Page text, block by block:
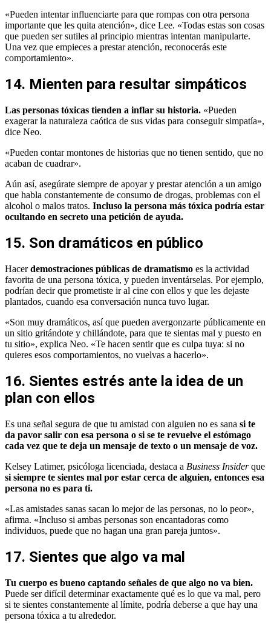
«Pueden intentar influenciarte para que rompas con otra persona
importante que les quita atención», dice Lee. «Todas estas son cosas
que pueden ser sutiles al principio mientras intentan manipularte.
Una vez que empieces a prestar atención, reconocerás este
comportamiento».
14. Mienten para resultar simpáticos
Las personas tóxicas tienden a inflar su historia. «Pueden
exagerar la naturaleza caótica de sus vidas para conseguir simpatía»,
dice Neo.
«Pueden contar montones de historias que no tienen sentido, que no
acaban de cuadrar».
Aún así, asegúrate siempre de apoyar y prestar atención a un amigo
que habla constantemente de consumo de drogas, problemas con el
alcohol o malos tratos. Incluso la persona más tóxica podría estar
ocultando en secreto una petición de ayuda.
15. Son dramáticos en público
Hacerdemostraciones públicas de dramatismo es la actividad
favorita de una persona tóxica, y pueden inventárselas. Por ejemplo,
podrían decir que prometiste ir al cine con ellos y que les dejaste
plantados, cuando esa conversación nunca tuvo lugar.
«Son muy dramáticos, así que pueden avergonzarte públicamente en
un sitio gritándote y chillándote, para que te sientas mal y puesto en
tu sitio», explica Neo. «Te hacen sentir que es culpa tuya: si no
quieres esos comportamientos, no vuelvas a hacerlo».
16. Sientes estrés ante la idea de un
plan con ellos
Es una señal segura de que tu amistad con alguien no es sana si te
da pavor salir con esa persona o si se te revuelve el estómago
cada vez que te deja un mensaje de texto o un mensaje de voz.
Kelsey Latimer, psicóloga licenciada, destaca a Business Insiderque
si siempre te sientes mal por estar cerca de alguien, entonces esa
persona no es para ti.
«Las amistades sanas sacan lo mejor de las personas, no lo peor»,
afirma. «Incluso si ambas personas son encantadoras como
individuos, puede que no hagan una gran pareja juntos».
17. Sientes que algo va mal
Tu cuerpo es bueno captando señales de que algo no va bien.
Puede ser difícil determinar exactamente qué es lo que va mal, pero
si te sientes constantemente al límite, podría deberse a que hay una
persona tóxica a tu alrededor.